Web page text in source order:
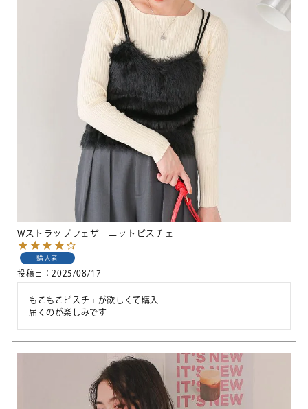
Wストラップフェザーニットビスチェ
購入者
投稿日 2025/08/17
もこもこビスチェが欲しくて購入
届くのが楽しみです